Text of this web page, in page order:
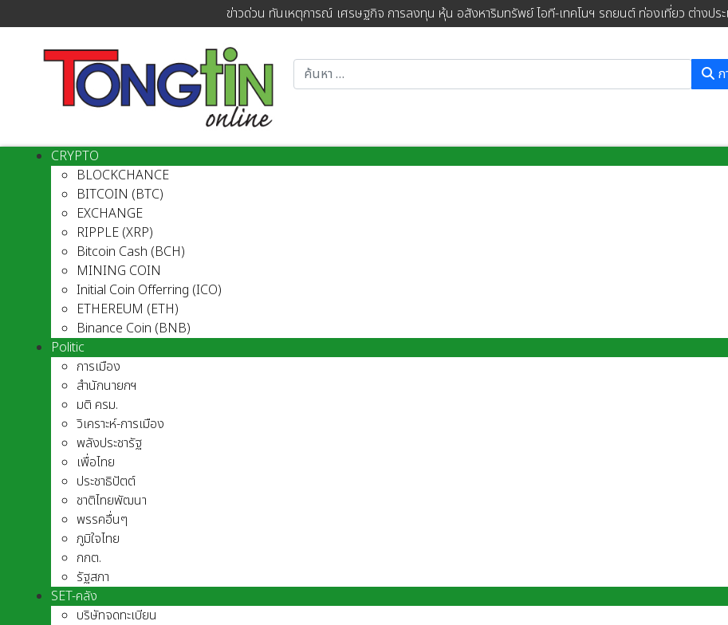
ข่าวด่วน ทันเหตุการณ์ เศรษฐกิจ การลงทุน หุ้น อสังหาริมทรัพย์ ไอที-เทคโนฯ รถยนต์ ท่องเที่ยว ต่างประ
CRYPTO
BLOCKCHANCE
BITCOIN (BTC)
EXCHANGE
RIPPLE (XRP)
Bitcoin Cash (BCH)
MINING COIN
Initial Coin Offerring (ICO)
ETHEREUM (ETH)
Binance Coin (BNB)
Politic
การเมือง
สำนักนายกฯ
มติ ครม.
วิเคราะห์-การเมือง
พลังประชารัฐ
เพื่อไทย
ประชาธิปัตต์
ชาติไทยพัฒนา
พรรคอื่นๆ
ภูมิใจไทย
กกต.
รัฐสภา
SET-คลัง
บริษัทจดทะเบียน